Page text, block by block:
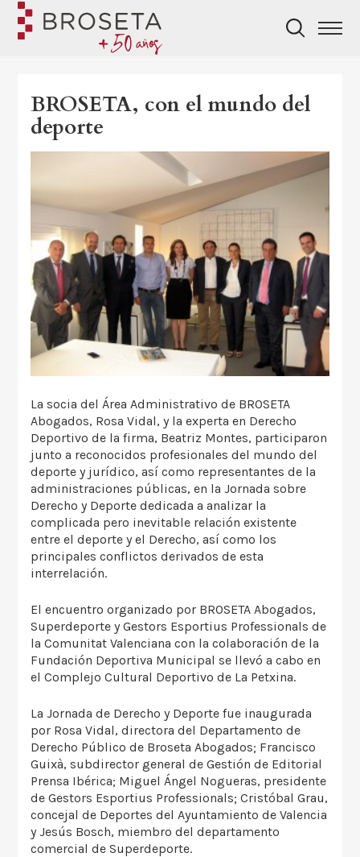
BROSETA, con el mundo del
deporte
La socia del Área Administrativo de BROSETA
Abogados, Rosa Vidal, y la experta en Derecho
Deportivo de la firma, Beatriz Montes, participaron
junto a reconocidos profesionales del mundo del
deporte y jurídico, así como representantes de la
administraciones públicas, en la Jornada sobre
Derecho y Deporte dedicada a analizar la
complicada pero inevitable relación existente
entre el deporte y el Derecho, así como los
principales conflictos derivados de esta
interrelación.
El encuentro organizado por BROSETA Abogados,
Superdeporte y Gestors Esportius Professionals de
la Comunitat Valenciana con la colaboración de la
Fundación Deportiva Municipal se llevó a cabo en
el Complejo Cultural Deportivo de La Petxina.
La Jornada de Derecho y Deporte fue inaugurada
por Rosa Vidal, directora del Departamento de
Derecho Público de Broseta Abogados; Francisco
Guixà, subdirector general de Gestión de Editorial
Prensa Ibérica; Miguel Ángel Nogueras, presidente
de Gestors Esportius Professionals; Cristóbal Grau,
concejal de Deportes del Ayuntamiento de Valencia
y Jesús Bosch, miembro del departamento
comercial de Superdeporte.